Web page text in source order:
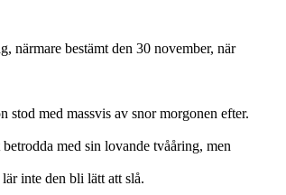
närmare bestämt den 30 november, när
stod med massvis av snor morgonen efter.
med sin lovande tvååring, men
inte den bli lätt att slå.